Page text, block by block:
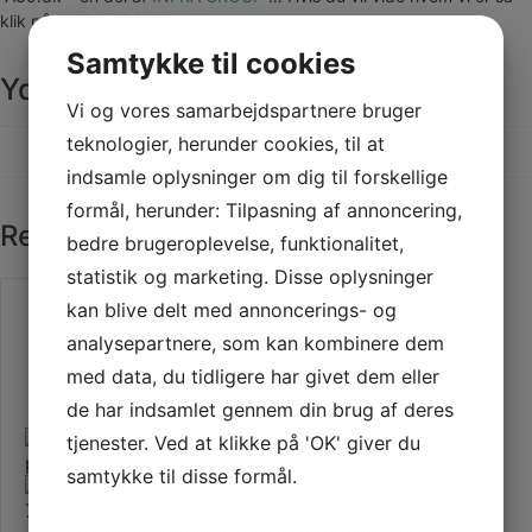
klik påINFRA GROUP
Yderligere information
Vægt 12,000 kg
Relaterede varer
Samtykke til cookies
Vi og vores samarbejdspartnere bruger
teknologier, herunder cookies, til at
indsamle oplysninger om dig til forskellige
formål, herunder: Tilpasning af annoncering,
bedre brugeroplevelse, funktionalitet,
statistik og marketing. Disse oplysninger
kan blive delt med annoncerings- og
analysepartnere, som kan kombinere dem
med data, du tidligere har givet dem eller
de har indsamlet gennem din brug af deres
tjenester. Ved at klikke på 'OK' giver du
samtykke til disse formål.